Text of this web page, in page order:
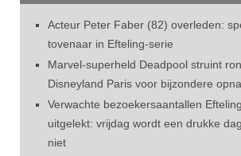
Acteur Peter Faber (82) overleden:
tovenaar in Efteling-serie
Marvel-superheld Deadpool struint
Disneyland Paris voor bijzondere
Verwachte bezoekersaantallen
uitgelekt: vrijdag wordt een drukke
niet